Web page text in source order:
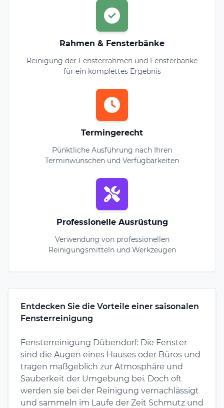
Rahmen & Fensterbänke
Reinigung der Fensterrahmen und Fensterbänke
für ein komplettes Ergebnis
Termingerecht
Pünktliche Ausführung nach Ihren
Terminwünschen und Verfügbarkeiten
Professionelle Ausrüstung
Verwendung von professionellen
Reinigungsmitteln und Werkzeugen
Entdecken Sie die Vorteile einer saisonalen
Fensterreinigung
Fensterreinigung Dübendorf: Die Fenster
sind die Augen eines Hauses oder Büros und
tragen maßgeblich zur Atmosphäre und
Sauberkeit der Umgebung bei. Doch oft
werden sie bei der Reinigung vernachlässigt
und sammeln im Laufe der Zeit Schmutz und